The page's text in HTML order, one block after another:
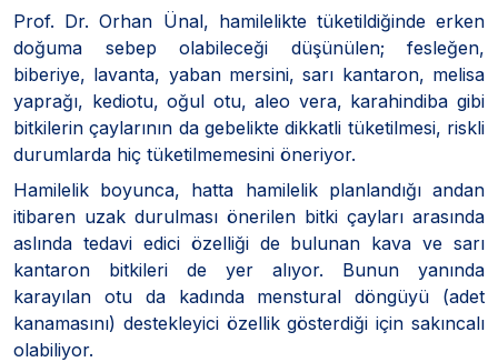
Prof. Dr. Orhan Ünal, hamilelikte tüketildiğinde erken
doğuma sebep olabileceği düşünülen; fesleğen,
biberiye, lavanta, yaban mersini, sarı kantaron, melisa
yaprağı, kediotu, oğul otu, aleo vera, karahindiba gibi
bitkilerin çaylarının da gebelikte dikkatli tüketilmesi, riskli
durumlarda hiç tüketilmemesini öneriyor.
Hamilelik boyunca, hatta hamilelik planlandığı andan
itibaren uzak durulması önerilen bitki çayları arasında
aslında tedavi edici özelliği de bulunan kava ve sarı
kantaron bitkileri de yer alıyor. Bunun yanında
karayılan otu da kadında menstural döngüyü (adet
kanamasını) destekleyici özellik gösterdiği için sakıncalı
olabiliyor.